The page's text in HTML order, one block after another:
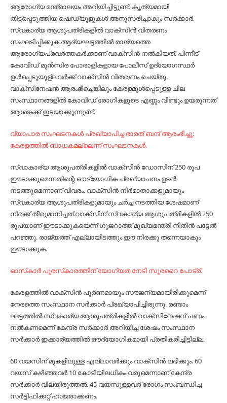
ആരോഗ്യ മന്ത്രാലയം അറിയിച്ചിട്ടുണ്ട്‌. കൃത്യമായി
തിട്ടപ്പെടുത്തിയ ഷെഡ്യൂളുകള്‍ അനുസരിച്ചാകും സര്‍ക്കാര്‍,
സ്വകാര്യ ആശുപത്രികളില്‍ വാക്‌സിന്‍ വിതരണം
സംഘടിപ്പിക്കുക.ആദ്യഘട്ടത്തില്‍ രാജ്യത്തെ
ആരോഗ്യപ്രവര്‍ത്തകര്‍ക്കാണ്‌ വാക്‌സിന്‍ നല്‍കിയത്‌. പിന്നീട്‌
കോവിഡ്‌ മുന്‍സിര പോരാളികളായ പോലീസ്‌ ഉദ്യോഗസ്ഥര്‍
ഉള്‍പ്പെടുയുള്‌ലവര്‍ക്ക്‌ വാക്‌സിന്‍ വിതരണം ചെയ്‌തു.
വാക്‌സിനേഷന്‍ ആരംഭിച്ചെങ്കിലും കേരളമുള്‍പ്പെടുള്ള ചില
സംസ്ഥാനങ്ങളില്‍ കോവിഡ്‌ രോഗികളുടെ എണ്ണം വീണ്ടും ഉയരുന്നത്‌
ആശങ്കക്ക്‌ ഇടയാക്കുന്നുണ്ട്‌.
വ്യാപാര സംഘടനകള്‍ പ്രഖ്യാപിച്ച ഭാരത് ബന്ദ് ആരംഭിച്ചു;
കേരളത്തില്‍ ബാധകമല്ലെന്ന് സംഘടനകള്‍.
സ്വാകാര്യ ആശുപത്രികളില്‍ വാക്‌സിന്‍ ഡോസിന്‌ 250 രൂപ
ഈടാക്കുമെന്നതിന്റെ ഔദ്യോഗിക പ്രഖ്യാപനം ഉടന്‍
നടത്തുമെന്നാണ്‌ വിവരം. വാക്‌സിന്‍ നിര്‍മാതാക്കളുമായും
സ്വകാര്യ ആശുപത്രികളുമായും ചര്‍ച്ച നടത്തിയ ശേഷമാണ്‌
നിരക്ക്‌ തീരുമാനിച്ചത്‌.വാക്‌സിന്‌ സ്വകാര്യ ആശുപത്രികളില്‍ 250
രൂപയാണ്‌ ഈടാക്കുകയെന്ന്‌ ഗുജറാത്ത്‌ മുഖ്യമന്ത്രി നിതിന്‍ പട്ടേല്‍
പറഞ്ഞു. രാജ്യത്ത്‌ എല്ലായിടത്തും ഈ നിരക്കു തന്നെയാകും
ഈടാക്കുക.
ഓസ്‌കാര്‍ പുരസ്‌കാരത്തിന് യോഗ്യത നേടി സൂരറൈ പോട്ര്.
കേരളത്തില്‍ വാക്‌സിന്‍ പൂര്‍ണമായും സൗജന്യമായിരിക്കുമെന്ന്‌
നേരത്തെ സംസ്ഥാന സര്‍ക്കാര്‍ പ്രഖ്യാപിച്ചിരുന്നു. രണ്ടാം
ഘട്ടത്തില്‍ സ്വകാര്യ ആശുപത്രികളില്‍ വാക്‌സിനേഷന്‌ പണം
നല്‍കണമെന്ന്‌ കേന്ദ്ര സര്‍ക്കാര്‍ അറിയിച്ച ശേഷം സംസ്ഥാന
സര്‍ക്കാര്‍ ഇക്കാര്യത്തില്‍ ഔദ്യോഗികമായി പ്രതികരിച്ചിട്ടില്ല.
60 വയസിന്‌ മുകളിലുള്ള എല്ലാവര്‍ക്കും വാക്‌സിന്‍ ലഭിക്കും. 60
വയസ്‌ കഴിഞ്ഞവര്‍ 10 കോടിയിലധികം വരുമെന്നാണ്‌ കേന്ദ്ര
സര്‍ക്കാര്‍ വിലയിരുത്തല്‍. 45 വയസുള്ളവര്‍ രോഗം സംബന്ധിച്ച
സര്‍ട്ടിഫിക്കറ്റ്‌ ഹാജരാക്കണം.